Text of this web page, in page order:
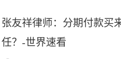
张友祥律师：分期付款买
任？-世界速看